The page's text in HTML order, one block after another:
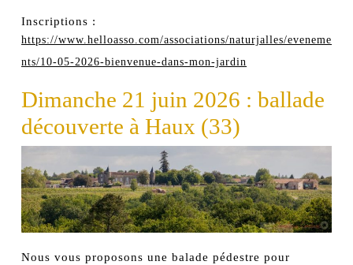
Inscriptions :
https://www.helloasso.com/associations/naturjalles/eveneme
nts/10-05-2026-bienvenue-dans-mon-jardin
Dimanche 21 juin 2026 : ballade
découverte à Haux (33)
Nous vous proposons une balade pédestre pour